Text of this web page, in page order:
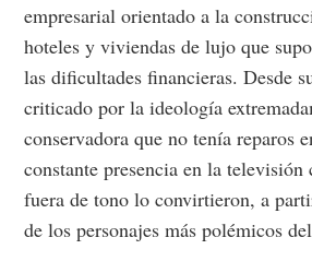
empresarial orientado a la
hoteles y viviendas de lujo que
las dificultades financieras. Desde
criticado por la ideología
conservadora que no tenía reparos
constante presencia en la televisión
fuera de tono lo convirtieron, a
de los personajes más polémicos